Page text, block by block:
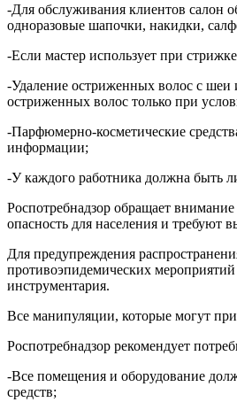
-Для обслуживания клиентов салон
одноразовые шапочки, накидки,
-Если мастер использует при
-Удаление остриженных волос с шеи
остриженных волос только при
-Парфюмерно-косметические
информации;
-У каждого работника должна быть
Роспотребнадзор обращает
опасность для населения и требуют
Для предупреждения
противоэпидемических
инструментария.
Все манипуляции, которые могут
Роспотребнадзор рекомендует
-Все помещения и оборудование
средств;